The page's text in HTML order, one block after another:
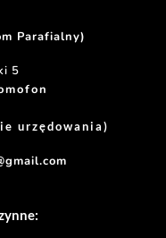
Parafialny)
5
urzędowania)